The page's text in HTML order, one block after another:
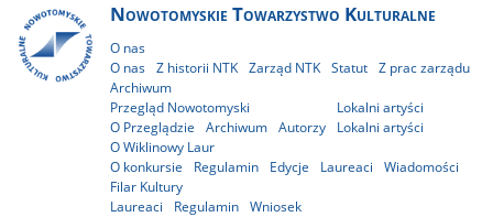
Nowotomyskie Towarzystwo Kulturalne
O nas
O nas Z historii NTK Zarząd NTK Statut Z prac zarządu
Archiwum
Przegląd Nowotomyski
O Przeglądzie
Archiwum Autorzy
Lokalni artyści
Lokalni artyści
O Wiklinowy Laur
O konkursie
Regulamin Edycje Laureaci
Wiadomości
Filar Kultury
Laureaci
Regulamin Wniosek